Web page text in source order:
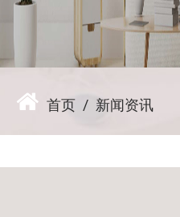
首页 / 新闻资讯